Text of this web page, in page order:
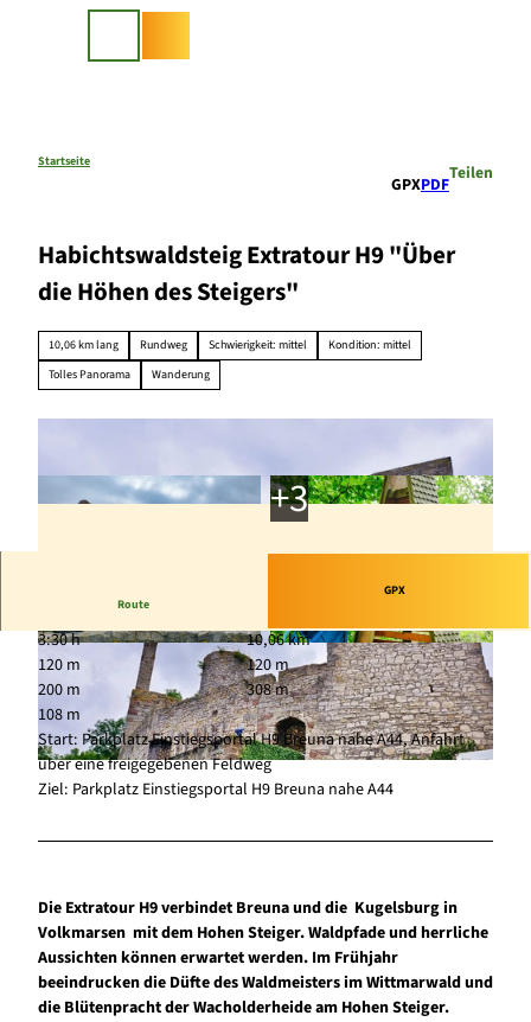
Startseite
GPXPDF
Teilen
Habichtswaldsteig Extratour H9 "Über
die Höhen des Steigers"
10,06 km lang Rundweg Schwierigkeit: mittel
Kondition: mittel
Tolles Panorama
Wanderung
© TAG Naturpark Habichtswald e.V., Horst Siebert |
© TAG Naturpark Habichtswald e.V., Horst Sieb
ert |CC-BY
© TAG Naturpark Habichtswald e.V., Horst Sieb
ert |CC-BY
Route
GPX
3:30 h
10,06 km
120 m
120 m
200 m
308 m
108 m
Start: Parkplatz Einstiegsportal H9 Breuna nahe A44, Anfahrt
über eine freigegebenen Feldweg
Ziel: Parkplatz Einstiegsportal H9 Breuna nahe A44
Die Extratour H9 verbindet Breuna und die Kugelsburg in
Volkmarsen mit dem Hohen Steiger. Waldpfade und herrliche
Aussichten können erwartet werden. Im Frühjahr
beeindrucken die Düfte des Waldmeisters im Wittmarwald und
die Blütenpracht der Wacholderheide am Hohen Steiger.